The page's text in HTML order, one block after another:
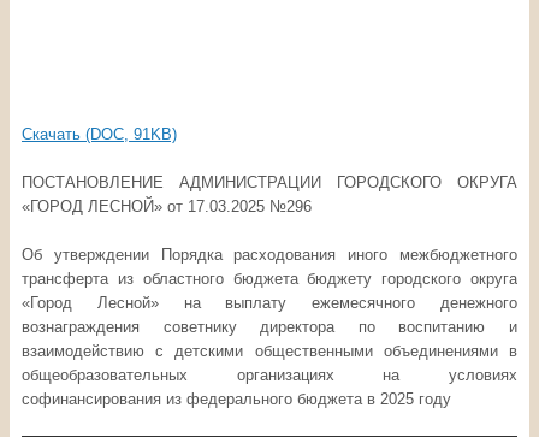
Скачать (DOC, 91KB)
ПОСТАНОВЛЕНИЕ АДМИНИСТРАЦИИ ГОРОДСКОГО ОКРУГА
«ГОРОД ЛЕСНОЙ» от 17.03.2025 №296
Об утверждении Порядка расходования иного межбюджетного
трансферта из областного бюджета бюджету городского округа
«Город Лесной» на выплату ежемесячного денежного
вознаграждения советнику директора по воспитанию и
взаимодействию с детскими общественными объединениями в
общеобразовательных организациях на условиях
софинансирования из федерального бюджета в 2025 году